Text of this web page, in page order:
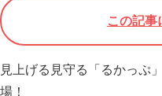
この記事
見上げる見守る「るかっぷ
場！